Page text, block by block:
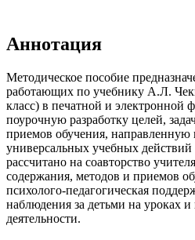
Аннотация
Методическое пособие
работающих по учебнику А.Л.
класс) в печатной и электронной
поурочную разработку целей,
приемов обучения,
универсальных учебных
рассчитано на соавторство
содержания, методов и приемов
психолого-педагогическая
наблюдения за детьми на уроках
деятельности.